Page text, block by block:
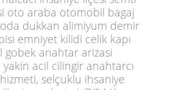
oto araba otomobil bagaj
dukkan alimiyum demir
emniyet kilidi celik kapı
gobek anahtar arizasi
acil cilingir anahtarcı
selçuklu ihsaniye